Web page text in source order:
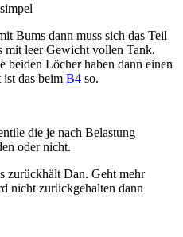
Bums dann muss sich das Teil
mit leer Gewicht vollen Tank.
beiden Löcher haben dann einen
das beim B4 so.
die je nach Belastung
oder nicht.
zurückhält Dan. Geht mehr
nicht zurückgehalten dann